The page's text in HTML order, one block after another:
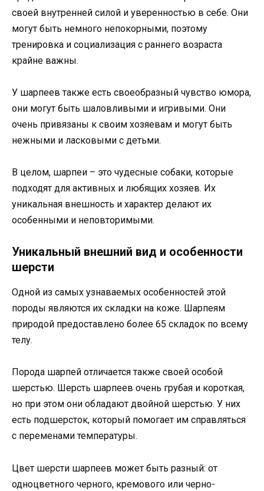
своей внутренней силой и уверенностью в себе. Они
могут быть немного непокорными, поэтому
тренировка и социализация с раннего возраста
крайне важны.
У шарпеев также есть своеобразный чувство юмора,
они могут быть шаловливыми и игривыми. Они
очень привязаны к своим хозяевам и могут быть
нежными и ласковыми с детьми.
В целом, шарпеи – это чудесные собаки, которые
подходят для активных и любящих хозяев. Их
уникальная внешность и характер делают их
особенными и неповторимыми.
Уникальный внешний вид и особенности
шерсти
Одной из самых узнаваемых особенностей этой
породы являются их складки на коже. Шарпеям
природой предоставлено более 65 складок по всему
телу.
Порода шарпей отличается также своей особой
шерстью. Шерсть шарпеев очень грубая и короткая,
но при этом они обладают двойной шерстью. У них
есть подшерсток, который помогает им справляться
с переменами температуры.
Цвет шерсти шарпеев может быть разный: от
одноцветного черного, кремового или черно-